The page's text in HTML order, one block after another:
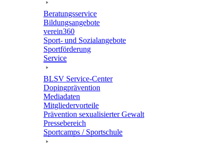
Bera­tungs­ser­vice
Bildungs­an­ge­bote
verein360
Sport- und Sozialangebote
Sport­för­de­rung
Service
BLSV Service-Center
Doping­prä­ven­tion
Media­da­ten
Mitglie­der­vor­teile
Präven­tion sexua­li­sier­ter Gewalt
Pres­se­be­reich
Sport­camps / Sportschule